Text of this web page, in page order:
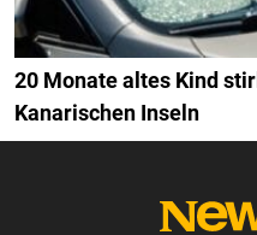
20 Monate altes Kind
Kanarischen Inseln